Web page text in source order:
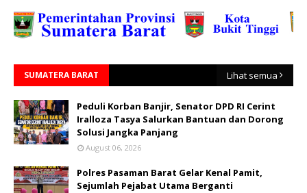
SUMATERA BARAT Lihat semua
Peduli Korban Banjir, Senator DPD RI Cerint
Iralloza Tasya Salurkan Bantuan dan Dorong
Solusi Jangka Panjang
August 06, 2026
Polres Pasaman Barat Gelar Kenal Pamit,
Sejumlah Pejabat Utama Berganti